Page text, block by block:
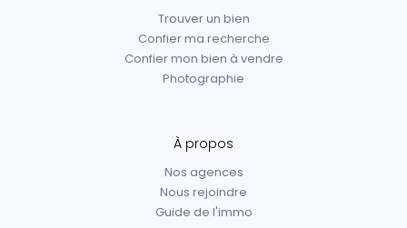
Trouver un bien
Confier ma recherche
Confier mon bien à vendre
Photographie
À propos
Nos agences
Nous rejoindre
Guide de l'immo